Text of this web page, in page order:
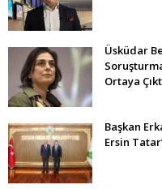
Üsküdar
Ortaya
Başkan
Ersin